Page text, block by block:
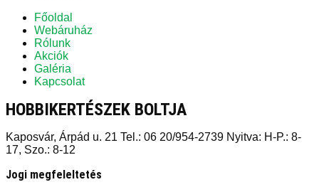
Főoldal
Webáruház
Rólunk
Akciók
Galéria
Kapcsolat
HOBBIKERTÉSZEK BOLTJA
Kaposvár, Árpád u. 21 Tel.: 06 20/954-2739 Nyitva: H-P.: 8-
17, Szo.: 8-12
Jogi megfeleltetés